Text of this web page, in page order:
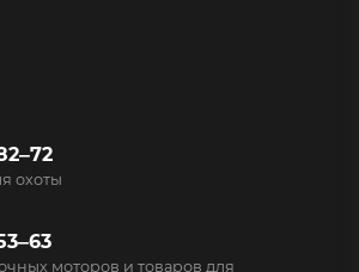
охоты
моторов и товаров для